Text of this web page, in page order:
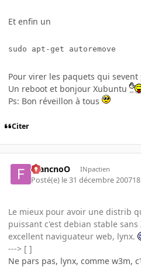
Et enfin un
sudo apt-get autoremove
Pour virer les paquets qui
Un reboot et bonjour Xubuntu
Ps: Bon réveillon à tous
Citer
FrancnoO INpactien
Posté(e) le 31 décembre 2007
Le mieux pour avoir une distrib
puissant c'est debian stable
excellent naviguateur web, lynx.
---> [ ]
Ne pars pas, lynx, comme w3m,